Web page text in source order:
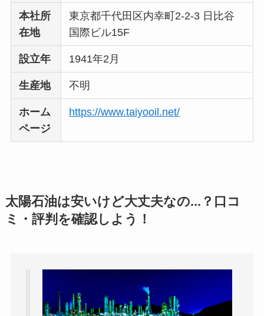
本社所
在地
東京都千代田区内幸町2-2-3 日比谷
国際ビル15F
設立年 1941年2月
生産地 不明
ホーム
ページ
https://www.taiyooil.net/
太陽石油は安いけど大丈夫なの...？口コ
ミ・評判を確認しよう！